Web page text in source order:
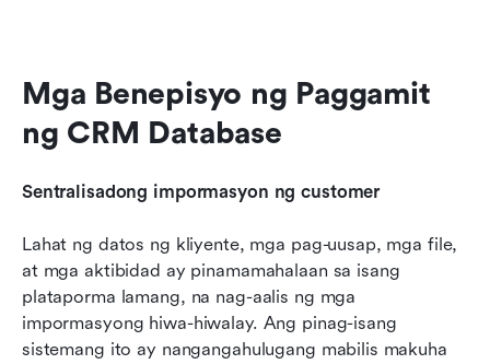
Mga Benepisyo ng Paggamit
ng CRM Database
Sentralisadong impormasyon ng customer
Lahat ng datos ng kliyente, mga pag-uusap, mga file,
at mga aktibidad ay pinamamahalaan sa isang
plataporma lamang, na nag-aalis ng mga
impormasyong hiwa-hiwalay. Ang pinag-isang
sistemang ito ay nangangahulugang mabilis makuha